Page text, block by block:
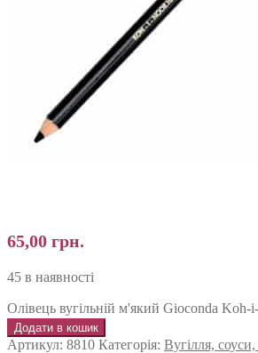
65,00 грн.
45 в наявності
Олівець вугільній м'який Gioconda Koh-
Додати в кошик
Артикул: 8810 Категорія: Вугілля, соуси,